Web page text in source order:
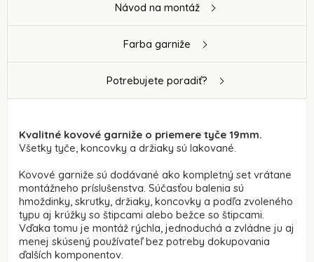
Návod na montáž
Farba garniže
Potrebujete poradiť?
Kvalitné kovové garniže o priemere tyče 19mm.
Všetky tyče, koncovky a držiaky sú lakované.
Kovové garniže sú dodávané ako kompletný set vrátane
montážneho príslušenstva. Súčasťou balenia sú
hmoždinky, skrutky, držiaky, koncovky a podľa zvoleného
typu aj krúžky so štipcami alebo bežce so štipcami.
Vďaka tomu je montáž rýchla, jednoduchá a zvládne ju aj
menej skúsený používateľ bez potreby dokupovania
ďalších komponentov.